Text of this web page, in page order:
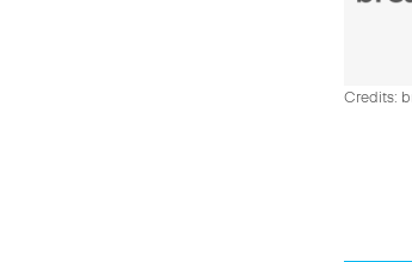
Credits: